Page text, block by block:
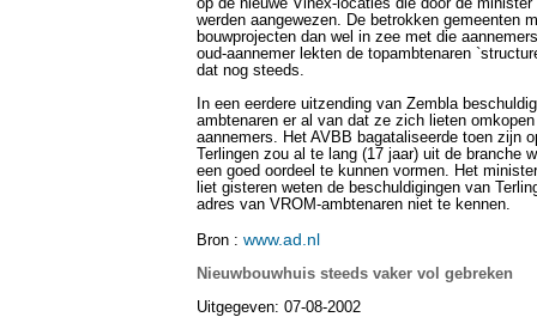
op de nieuwe Vinex-locaties die door de
werden aangewezen. De betrokken gemeenten
bouwprojecten dan wel in zee met die
oud-aannemer lekten de topambtenaren
dat nog steeds.
In een eerdere uitzending van Zembla
ambtenaren er al van dat ze zich lieten omkopen
aannemers. Het AVBB bagataliseerde toen zijn
Terlingen zou al te lang (17 jaar) uit de branche
een goed oordeel te kunnen vormen. Het
liet gisteren weten de beschuldigingen van
adres van VROM-ambtenaren niet te kennen.
Bron : www.ad.nl
Nieuwbouwhuis steeds vaker vol gebreken
Uitgegeven: 07-08-2002